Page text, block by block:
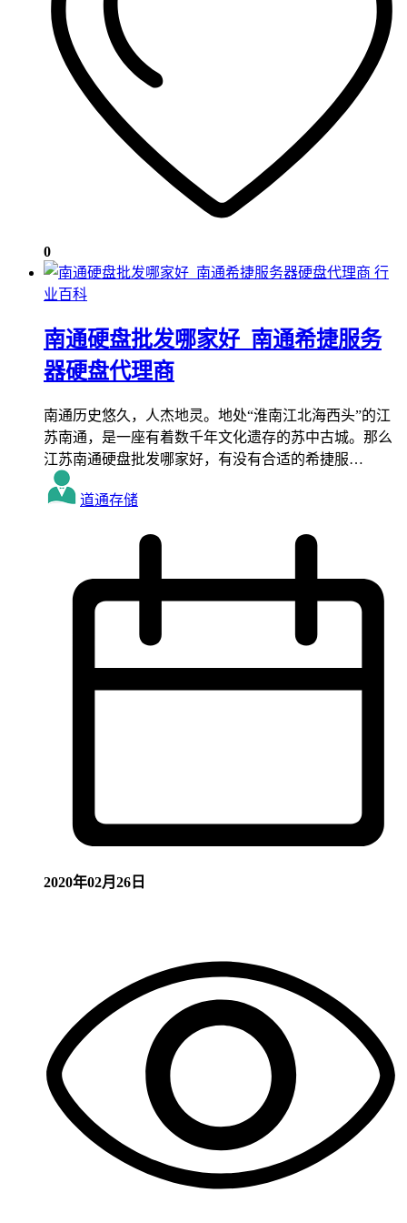
0
行
业百科
南通硬盘批发哪家好_南通希捷服务
器硬盘代理商
南通历史悠久，人杰地灵。地处“淮南江北海西头”的江
苏南通，是一座有着数千年文化遗存的苏中古城。那么
江苏南通硬盘批发哪家好，有没有合适的希捷服…
道通存储
2020年02月26日